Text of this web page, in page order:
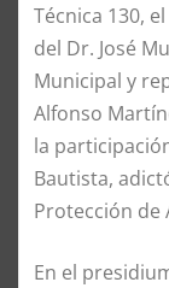
Técnica 130,
del Dr. José
Municipal y
Alfonso
la
Bautista,
Protección de
En el